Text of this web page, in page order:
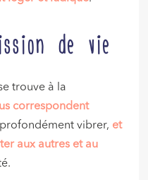
de vie
trouve à la
correspondent
vibrer, et
aux autres et au